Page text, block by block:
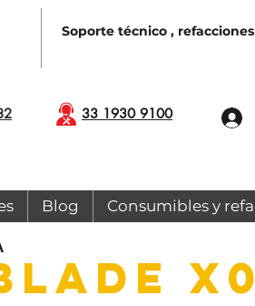
Soporte técnico ,
33 1930 9100
Blog Consumibles y
x0